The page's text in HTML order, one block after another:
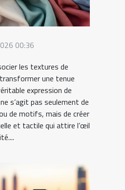
00:36
les textures de
une tenue
expression de
s’agit pas seulement de
de motifs, mais de créer
et tactile qui attire l’œil